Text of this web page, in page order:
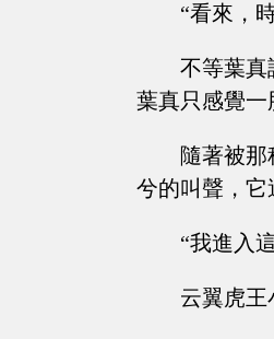
“看來，
不等葉真
葉真只感覺
隨著被
兮的叫聲，
“我進入
云翼虎